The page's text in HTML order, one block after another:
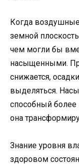
Когда воздушные
земной
чем могли бы
насыщенными.
снижается,
выделяться.
способный более
она
Знание уровня
здоровом